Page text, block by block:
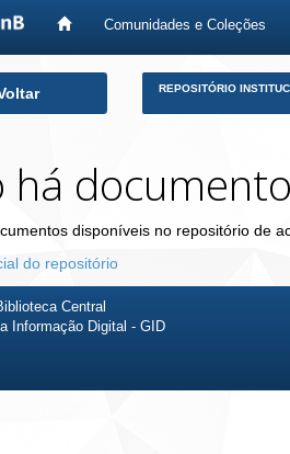
Comunidades e Coleções
REPOSITÓRIO
há
disponíveis no repositório de
do repositório
Central
Informação Digital - GID